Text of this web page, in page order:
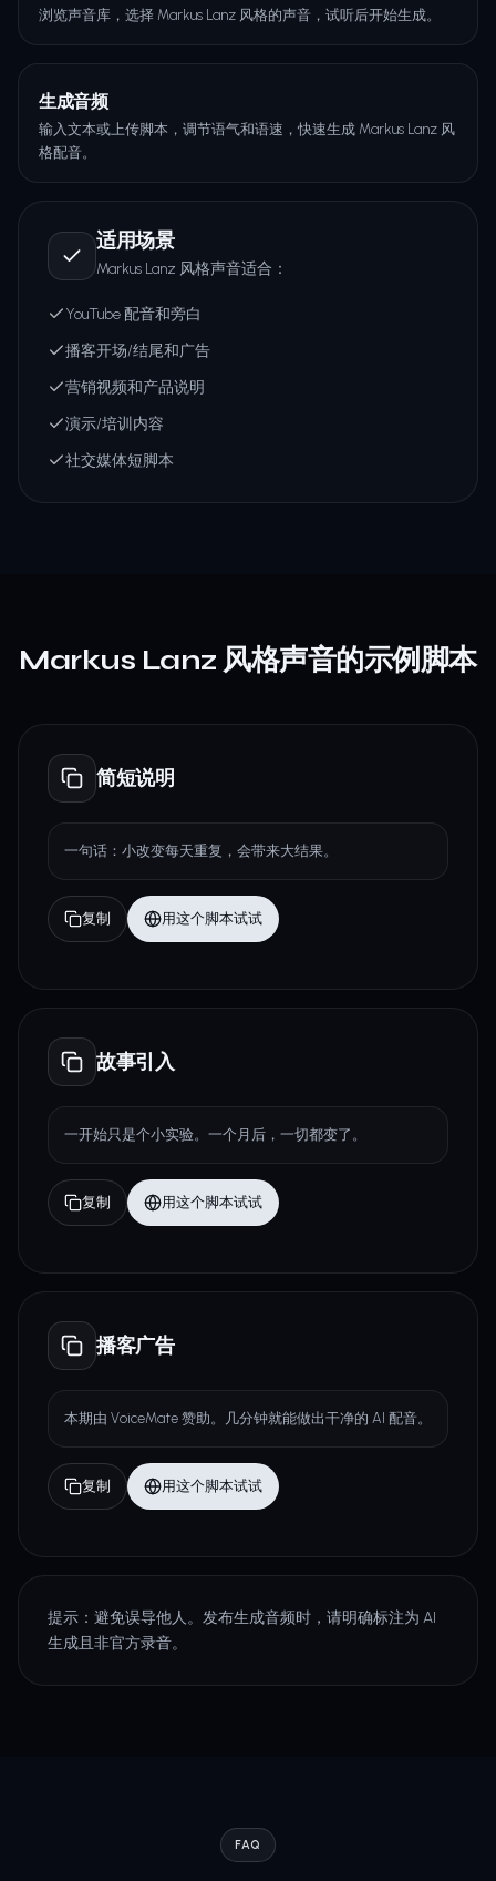
浏览声音库，选择 Markus Lanz 风格的声音，试听后开始生成。
生成音频
输入文本或上传脚本，调节语气和语速，快速生成 Markus Lanz 风
格配音。
适用场景
Markus Lanz 风格声音适合：
YouTube 配音和旁白
播客开场/结尾和广告
营销视频和产品说明
演示/培训内容
社交媒体短脚本
Markus Lanz 风格声音的示例脚本
简短说明
一句话：小改变每天重复，会带来大结果。
复制 用这个脚本试试
故事引入
一开始只是个小实验。一个月后，一切都变了。
复制 用这个脚本试试
播客广告
本期由 VoiceMate 赞助。几分钟就能做出干净的 AI 配音。
复制 用这个脚本试试
提示：避免误导他人。发布生成音频时，请明确标注为 AI
生成且非官方录音。
FAQ